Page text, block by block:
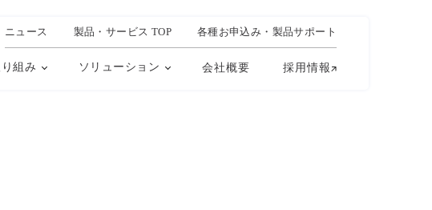
組み ソリューション 会社概要 採用情報
ニュース 製品・サービス TOP 各種お申込み・製品サポート